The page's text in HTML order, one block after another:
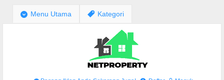
; Menu Utama , Kategori